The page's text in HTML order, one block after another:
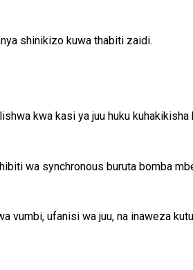
shinikizo kuwa thabiti zaidi.
kwa kasi ya juu huku
wa synchronous buruta bomba
vumbi, ufanisi wa juu, na inaweza